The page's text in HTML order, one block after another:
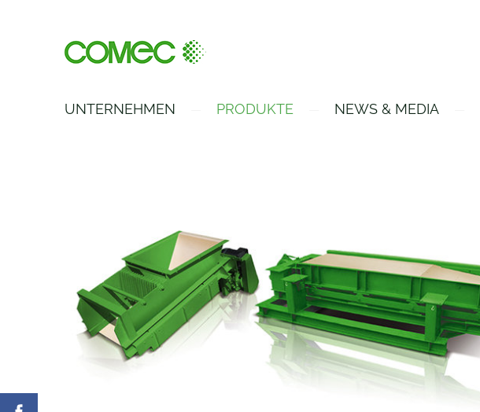
UNTERNEHMEN PRODUKTE NEWS & MEDIA